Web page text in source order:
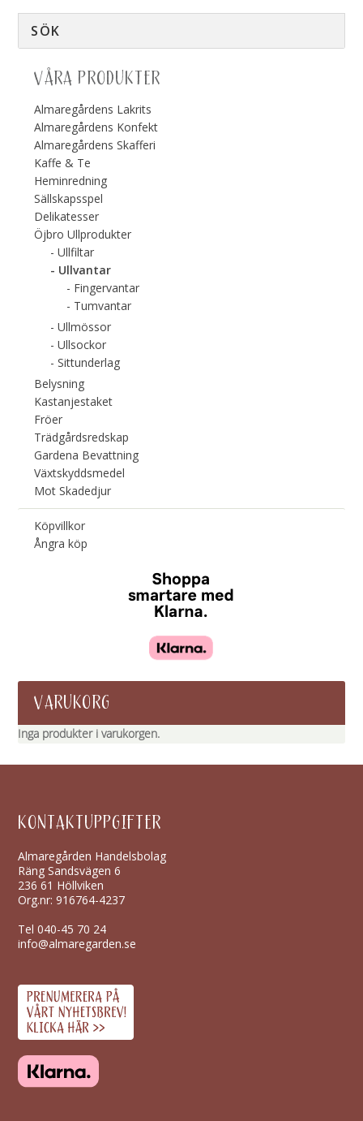
VÅRA PRODUKTER
Almaregårdens Lakrits
Almaregårdens Konfekt
Almaregårdens Skafferi
Kaffe & Te
Heminredning
Sällskapsspel
Delikatesser
Öjbro Ullprodukter
Ullfiltar
Ullvantar
Fingervantar
Tumvantar
Ullmössor
Ullsockor
Sittunderlag
Belysning
Kastanjestaket
Fröer
Trädgårdsredskap
Gardena Bevattning
Växtskyddsmedel
Mot Skadedjur
Köpvillkor
Ångra köp
VARUKORG
Inga produkter i varukorgen.
KONTAKTUPPGIFTER
Almaregården Handelsbolag
Räng Sandsvägen 6
236 61 Höllviken
Org.nr: 916764-4237
Tel040-45 70 24
info@almaregarden.se